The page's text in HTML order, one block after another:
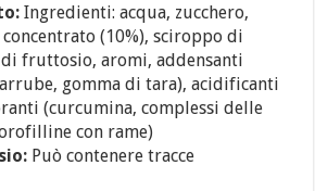
Ingredienti: acqua, zucchero,
(10%), sciroppo di
fruttosio, aromi, addensanti
gomma di tara), acidificanti
(curcumina, complessi delle
con rame)
Può contenere tracce